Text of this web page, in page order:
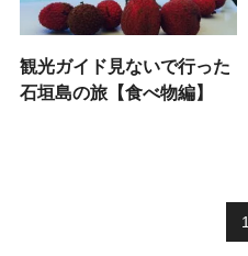
観光ガイド見ないで行った
石垣島の旅【食べ物編】
1